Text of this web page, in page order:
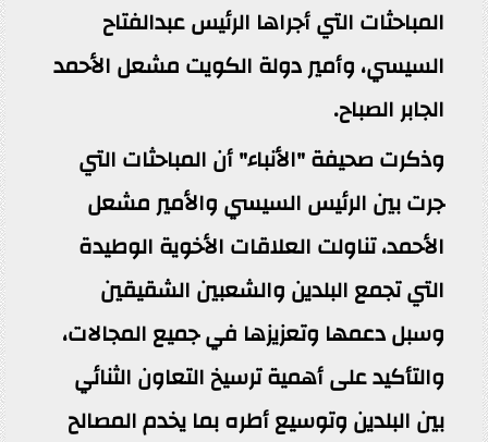
المباحثات التي أجراها الرئيس عبدالفتاح
السيسي، وأمير دولة الكويت مشعل الأحمد
الجابر الصباح.
وذكرت صحيفة "الأنباء" أن المباحثات التي
جرت بين الرئيس السيسي والأمير مشعل
الأحمد، تناولت العلاقات الأخوية الوطيدة
التي تجمع البلدين والشعبين الشقيقين
وسبل دعمها وتعزيزها في جميع المجالات،
والتأكيد على أهمية ترسيخ التعاون الثنائي
بين البلدين وتوسيع أطره بما يخدم المصالح